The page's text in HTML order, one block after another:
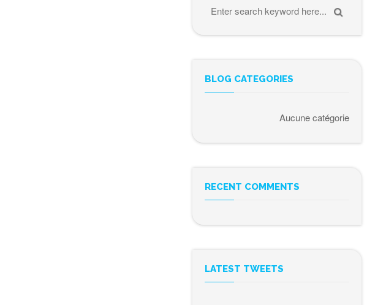
BLOG CATEGORIES
Aucune catégorie
RECENT COMMENTS
LATEST TWEETS